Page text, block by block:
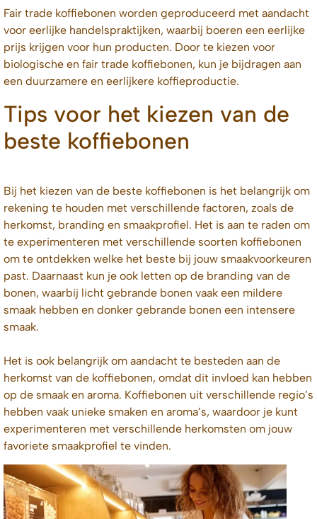
Fair trade koffiebonen worden geproduceerd met aandacht
voor eerlijke handelspraktijken, waarbij boeren een eerlijke
prijs krijgen voor hun producten. Door te kiezen voor
biologische en fair trade koffiebonen, kun je bijdragen aan
een duurzamere en eerlijkere koffieproductie.
Tips voor het kiezen van de
beste koffiebonen
Bij het kiezen van de beste koffiebonen is het belangrijk om
rekening te houden met verschillende factoren, zoals de
herkomst, branding en smaakprofiel. Het is aan te raden om
te experimenteren met verschillende soorten koffiebonen
om te ontdekken welke het beste bij jouw smaakvoorkeuren
past. Daarnaast kun je ook letten op de branding van de
bonen, waarbij licht gebrande bonen vaak een mildere
smaak hebben en donker gebrande bonen een intensere
smaak.
Het is ook belangrijk om aandacht te besteden aan de
herkomst van de koffiebonen, omdat dit invloed kan hebben
op de smaak en aroma. Koffiebonen uit verschillende regio’s
hebben vaak unieke smaken en aroma’s, waardoor je kunt
experimenteren met verschillende herkomsten om jouw
favoriete smaakprofiel te vinden.